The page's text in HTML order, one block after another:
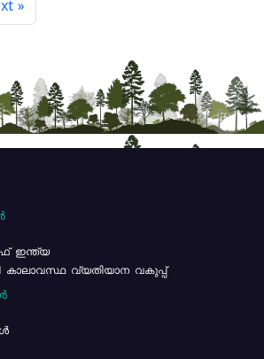
»
ഇന്ത്യ
കാലാവസ്ഥ വ്യതിയാന വകുപ്പ്